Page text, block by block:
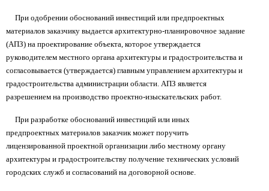
При одобрении обоснований инвестиций или предпроектных
материалов заказчику выдается архитектурно-планировочное задание
(АПЗ) на проектирование объекта, которое утверждается
руководителем местного органа архитектуры и градостроительства и
согласовывается (утверждается) главным управлением архитектуры и
градостроительства администрации области. АПЗ является
разрешением на производство проектно-изыскательских работ.
При разработке обоснований инвестиций или иных
предпроектных материалов заказчик может поручить
лицензированной проектной организации либо местному органу
архитектуры и градостроительству получение технических условий
городских служб и согласований на договорной основе.